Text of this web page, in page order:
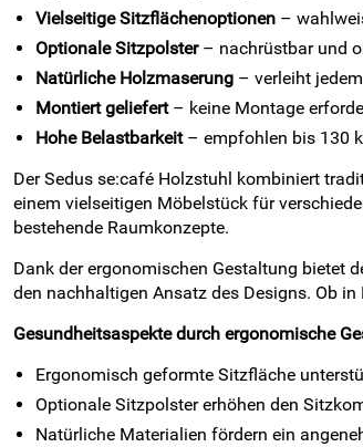
Vielseitige Sitzflächenoptionen –
Optionale Sitzpolster– nachrüstbar und
Natürliche Holzmaserung – verleiht
Montiert geliefert– keine Montage
Hohe Belastbarkeit– empfohlen bis 130
Der Sedus se:café Holzstuhl kombiniert
einem vielseitigen Möbelstück für
bestehende Raumkonzepte.
Dank der ergonomischen Gestaltung bietet
den nachhaltigen Ansatz des Designs. Ob
Gesundheitsaspekte durch ergonomische
Ergonomisch geformte Sitzfläche
Optionale Sitzpolster erhöhen den
Natürliche Materialien fördern ein